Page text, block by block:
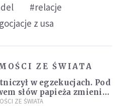
#relacje
z usa
ZE ŚWIATA
w egzekucjach. Pod
słów papieża zmienił
ZE ŚWIATA